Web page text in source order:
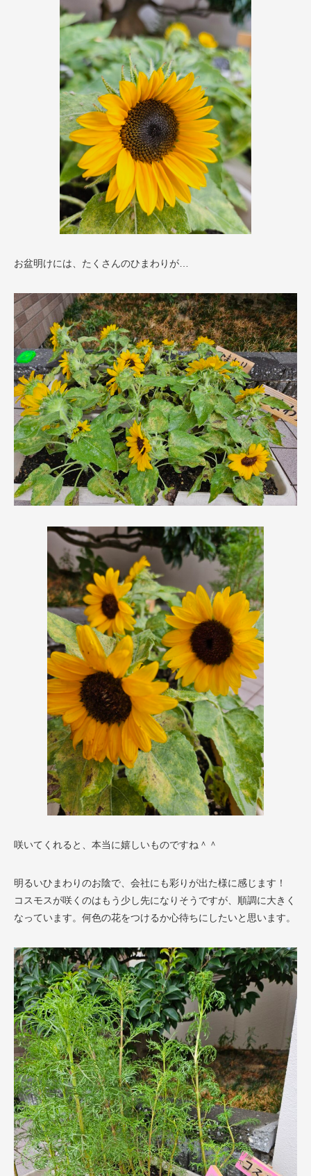
お盆明けには、たくさんのひまわりが…
咲いてくれると、本当に嬉しいものですね＾＾
明るいひまわりのお陰で、会社にも彩りが出た様に感じます！
コスモスが咲くのはもう少し先になりそうですが、順調に大きく
なっています。何色の花をつけるか心待ちにしたいと思います。